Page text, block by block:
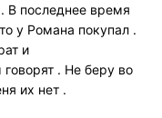
В последнее время
у Романа покупал .
и
. Не беру во
их нет .